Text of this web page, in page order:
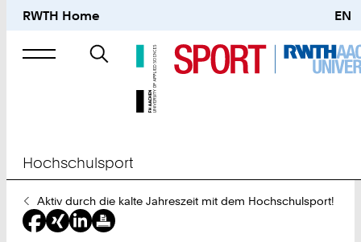
RWTH Home EN
Suche
nach
Hochschulsport
Sie
sind
hier:
Aktiv durch die kalte Jahreszeit mit dem Hochschulsport!